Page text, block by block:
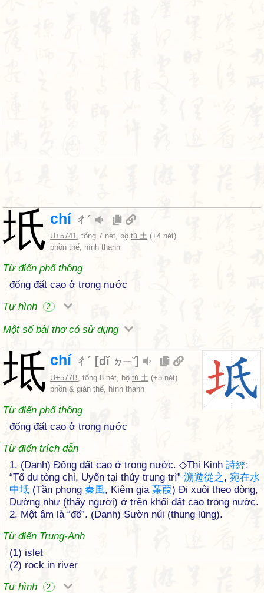
坁 chí ㄔˊ
U+5741, tổng 7 nét, bộ tǔ 土 (+4 nét)
phồn thể, hình thanh
Từ điển phổ thông
đống đất cao ở trong nước
Tự hình
2
Một số bài thơ có sử dụng
坻 chí ㄔˊ [dǐ ㄉㄧˇ]
U+577B, tổng 8 nét, bộ tǔ 土 (+5 nét)
phồn & giản thể, hình thanh
Từ điển phổ thông
đống đất cao ở trong nước
Từ điển trích dẫn
1. (Danh) Đống đất cao ở trong nước. ◇Thi Kinh 詩經:
“Tố du tòng chi, Uyển tại thủy trung trì” 溯遊從之, 宛在水
中坻 (Tần phong 秦風, Kiêm gia 蒹葭) Đi xuôi theo dòng,
Dường như (thấy người) ở trên khối đất cao trong nước.
2. Một âm là “để”. (Danh) Sườn núi (thung lũng).
Từ điển Trung-Anh
(1) islet
(2) rock in river
Tự hình
2